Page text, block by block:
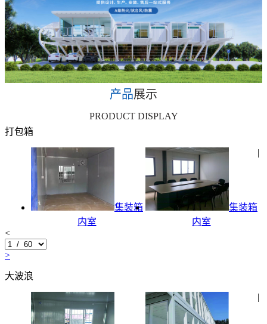
产品展示
PRODUCT DISPLAY
打包箱
集装箱
内室
集装箱
内室
|
<
>
大波浪
|